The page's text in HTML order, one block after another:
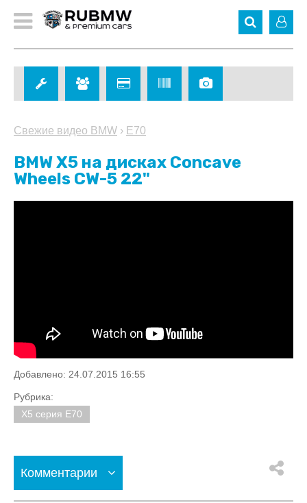
Свежие видео BMW › E70
BMW X5 на дисках Concave
Wheels CW-5 22"
Добавлено: 24.07.2015 16:55
Рубрика:
X5 серия E70
Комментарии